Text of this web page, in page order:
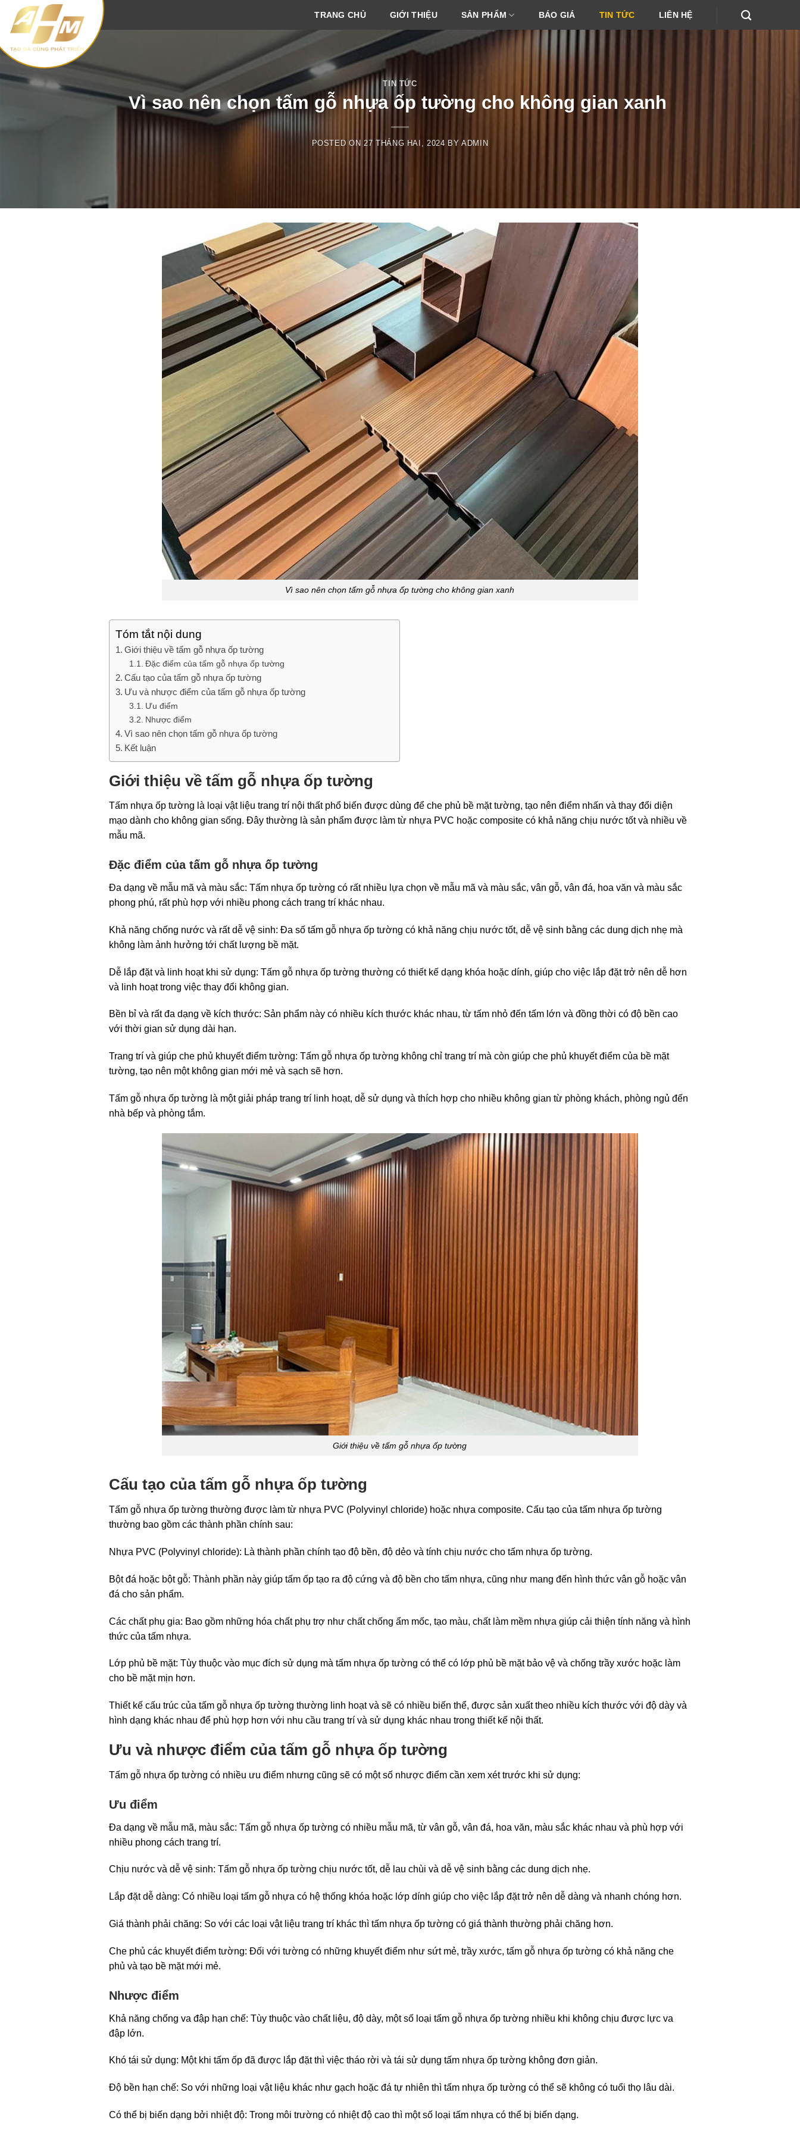
content
TRANG CHỦ GIỚI THIỆU SẢN PHẨM BÁO GIÁ TIN TỨC LIÊN HỆ
TIN TỨC
Vì sao nên chọn tấm gỗ nhựa ốp tường cho không gian xanh
POSTED ON27 THÁNG HAI, 2024 BYADMIN
Vì sao nên chọn tấm gỗ nhựa ốp tường cho không gian xanh
Tóm tắt nội dung
Giới thiệu về tấm gỗ nhựa ốp tường
Đặc điểm của tấm gỗ nhựa ốp tường
Cấu tạo của tấm gỗ nhựa ốp tường
Ưu và nhược điểm của tấm gỗ nhựa ốp tường
Ưu điểm
Nhược điểm
Vì sao nên chọn tấm gỗ nhựa ốp tường
Kết luận
Giới thiệu về tấm gỗ nhựa ốp tường
Tấm nhựa ốp tường là loại vật liệu trang trí nội thất phổ biến được dùng để che phủ bề mặt tường, tạo nên điểm nhấn và thay đổi diện
mạo dành cho không gian sống. Đây thường là sản phẩm được làm từ nhựa PVC hoặc composite có khả năng chịu nước tốt và nhiều về
mẫu mã.
Đặc điểm của tấm gỗ nhựa ốp tường
Đa dạng về mẫu mã và màu sắc: Tấm nhựa ốp tường có rất nhiều lựa chọn về mẫu mã và màu sắc, vân gỗ, vân đá, hoa văn và màu sắc
phong phú, rất phù hợp với nhiều phong cách trang trí khác nhau.
Khả năng chống nước và rất dễ vệ sinh: Đa số tấm gỗ nhựa ốp tường có khả năng chịu nước tốt, dễ vệ sinh bằng các dung dịch nhẹ mà
không làm ảnh hưởng tới chất lượng bề mặt.
Dễ lắp đặt và linh hoạt khi sử dụng: Tấm gỗ nhựa ốp tường thường có thiết kế dạng khóa hoặc dính, giúp cho việc lắp đặt trở nên dễ hơn
và linh hoạt trong việc thay đổi không gian.
Bền bỉ và rất đa dạng về kích thước: Sản phẩm này có nhiều kích thước khác nhau, từ tấm nhỏ đến tấm lớn và đồng thời có độ bền cao
với thời gian sử dụng dài hạn.
Trang trí và giúp che phủ khuyết điểm tường: Tấm gỗ nhựa ốp tường không chỉ trang trí mà còn giúp che phủ khuyết điểm của bề mặt
tường, tạo nên một không gian mới mẻ và sạch sẽ hơn.
Tấm gỗ nhựa ốp tường là một giải pháp trang trí linh hoạt, dễ sử dụng và thích hợp cho nhiều không gian từ phòng khách, phòng ngủ đến
nhà bếp và phòng tắm.
Giới thiệu về tấm gỗ nhựa ốp tường
Cấu tạo của tấm gỗ nhựa ốp tường
Tấm gỗ nhựa ốp tường thường được làm từ nhựa PVC (Polyvinyl chloride) hoặc nhựa composite. Cấu tạo của tấm nhựa ốp tường
thường bao gồm các thành phần chính sau:
Nhựa PVC (Polyvinyl chloride): Là thành phần chính tạo độ bền, độ dẻo và tính chịu nước cho tấm nhựa ốp tường.
Bột đá hoặc bột gỗ: Thành phần này giúp tấm ốp tạo ra độ cứng và độ bền cho tấm nhựa, cũng như mang đến hình thức vân gỗ hoặc vân
đá cho sản phẩm.
Các chất phụ gia: Bao gồm những hóa chất phụ trợ như chất chống ẩm mốc, tạo màu, chất làm mềm nhựa giúp cải thiện tính năng và hình
thức của tấm nhựa.
Lớp phủ bề mặt: Tùy thuộc vào mục đích sử dụng mà tấm nhựa ốp tường có thể có lớp phủ bề mặt bảo vệ và chống trầy xước hoặc làm
cho bề mặt mịn hơn.
Thiết kế cấu trúc của tấm gỗ nhựa ốp tường thường linh hoạt và sẽ có nhiều biến thể, được sản xuất theo nhiều kích thước với độ dày và
hình dạng khác nhau để phù hợp hơn với nhu cầu trang trí và sử dụng khác nhau trong thiết kế nội thất.
Ưu và nhược điểm của tấm gỗ nhựa ốp tường
Tấm gỗ nhựa ốp tường có nhiều ưu điểm nhưng cũng sẽ có một số nhược điểm cần xem xét trước khi sử dụng:
Ưu điểm
Đa dạng về mẫu mã, màu sắc: Tấm gỗ nhựa ốp tường có nhiều mẫu mã, từ vân gỗ, vân đá, hoa văn, màu sắc khác nhau và phù hợp với
nhiều phong cách trang trí.
Chịu nước và dễ vệ sinh: Tấm gỗ nhựa ốp tường chịu nước tốt, dễ lau chùi và dễ vệ sinh bằng các dung dịch nhẹ.
Lắp đặt dễ dàng: Có nhiều loại tấm gỗ nhựa có hệ thống khóa hoặc lớp dính giúp cho việc lắp đặt trở nên dễ dàng và nhanh chóng hơn.
Giá thành phải chăng: So với các loại vật liệu trang trí khác thì tấm nhựa ốp tường có giá thành thường phải chăng hơn.
Che phủ các khuyết điểm tường: Đối với tường có những khuyết điểm như sứt mẻ, trầy xước, tấm gỗ nhựa ốp tường có khả năng che
phủ và tạo bề mặt mới mẻ.
Nhược điểm
Khả năng chống va đập hạn chế: Tùy thuộc vào chất liệu, độ dày, một số loại tấm gỗ nhựa ốp tường nhiều khi không chịu được lực va
đập lớn.
Khó tái sử dụng: Một khi tấm ốp đã được lắp đặt thì việc tháo rời và tái sử dụng tấm nhựa ốp tường không đơn giản.
Độ bền hạn chế: So với những loại vật liệu khác như gạch hoặc đá tự nhiên thì tấm nhựa ốp tường có thể sẽ không có tuổi thọ lâu dài.
Có thể bị biến dạng bởi nhiệt độ: Trong môi trường có nhiệt độ cao thì một số loại tấm nhựa có thể bị biến dạng.